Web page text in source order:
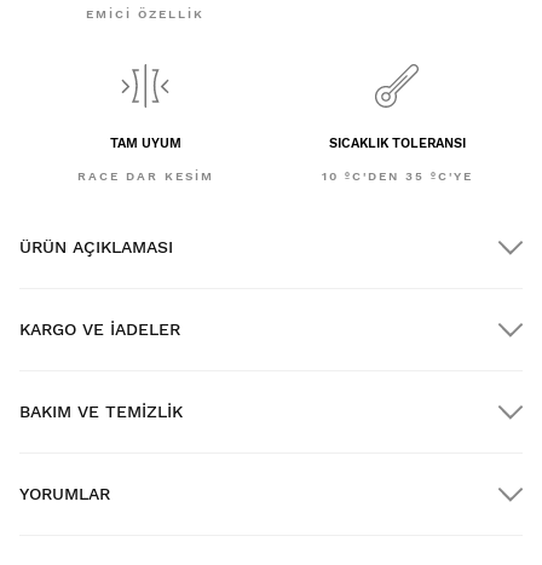
EMICI ÖZELLIK
TAM UYUM
RACE DAR KESIM
SICAKLIK TOLERANSI
10 ºC'DEN 35 ºC'YE
ÜRÜN AÇIKLAMASI
KARGO VE IADELER
Eve teslimat ÜCRETSIZ
BAKIM VE TEMIZLIK
YORUMLAR